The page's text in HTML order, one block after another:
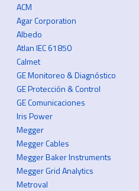
ACM
Agar Corporation
Albedo
Atlan IEC 61850
Calmet
GE Monitoreo & Diagnóstico
GE Protección & Control
GE Comunicaciones
Iris Power
Megger
Megger Cables
Megger Baker Instruments
Megger Grid Analytics
Metroval